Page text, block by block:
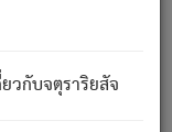
วกับจตุราริยสัจ
สิ่งนั้นย่อมเป็น
นั้น
มีภพโดยความ
เพลินยิ่งนักในภพ